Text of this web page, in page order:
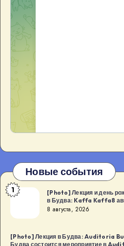
Новые события
[Photo]
и
рождения
1
[Photo] Лекция и день
в Будва: Kaffa Kaffa8
8 августа, 2026
[Photo] Лекция в Будва: Auditoria
Будва состоится мероприятие в